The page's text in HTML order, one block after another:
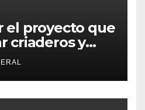
el proyecto que
criaderos y
y gatos:
mientras
reclaman
duros